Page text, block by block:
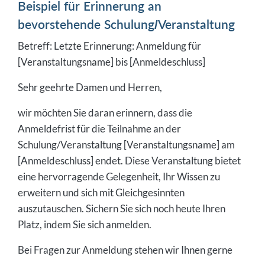
Beispiel für Erinnerung an
bevorstehende Schulung/Veranstaltung
Betreff: Letzte Erinnerung: Anmeldung für
[Veranstaltungsname] bis [Anmeldeschluss]
Sehr geehrte Damen und Herren,
wir möchten Sie daran erinnern, dass die
Anmeldefrist für die Teilnahme an der
Schulung/Veranstaltung [Veranstaltungsname] am
[Anmeldeschluss] endet. Diese Veranstaltung bietet
eine hervorragende Gelegenheit, Ihr Wissen zu
erweitern und sich mit Gleichgesinnten
auszutauschen. Sichern Sie sich noch heute Ihren
Platz, indem Sie sich anmelden.
Bei Fragen zur Anmeldung stehen wir Ihnen gerne